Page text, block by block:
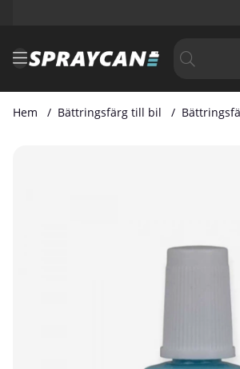
Hem Bättringsfärg till bil